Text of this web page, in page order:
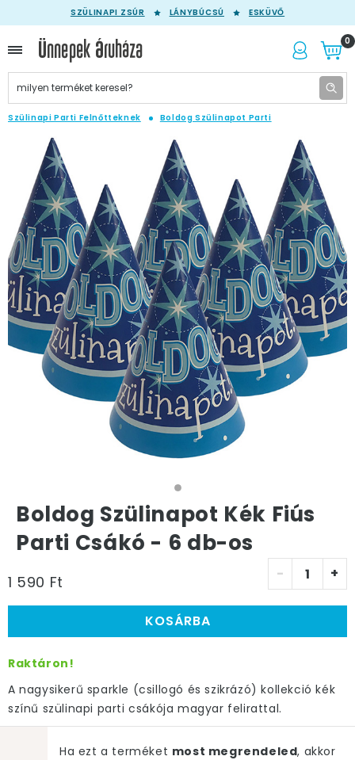
SZÜLINAPI ZSÚR LÁNYBÚCSÚ ESKÜVŐ
0
Szülinapi Parti Felnőtteknek Boldog Szülinapot Parti
Boldog Szülinapot Kék Fiús
Parti Csákó - 6 db-os
1 590 Ft - +
KOSÁRBA
Raktáron!
A nagysikerű sparkle (csillogó és szikrázó) kollekció kék
színű szülinapi parti csákója magyar felirattal.
Ha ezt a terméket most megrendeled, akkor